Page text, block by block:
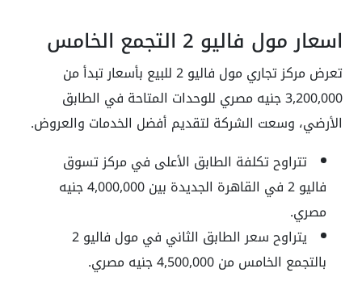
اسعار مول فاليو 2 التجمع الخامس
تعرض مركز تجاري مول فاليو 2 للبيع بأسعار تبدأ من
3,200,000 جنيه مصري للوحدات المتاحة في الطابق
الأرضي، وسعت الشركة لتقديم أفضل الخدمات والعروض.
تتراوح تكلفة الطابق الأعلى في مركز تسوق
فاليو 2 في القاهرة الجديدة بين 4,000,000 جنيه
مصري.
يتراوح سعر الطابق الثاني في مول فاليو 2
بالتجمع الخامس من 4,500,000 جنيه مصري.